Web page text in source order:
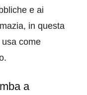
e ai
in questa
come
a